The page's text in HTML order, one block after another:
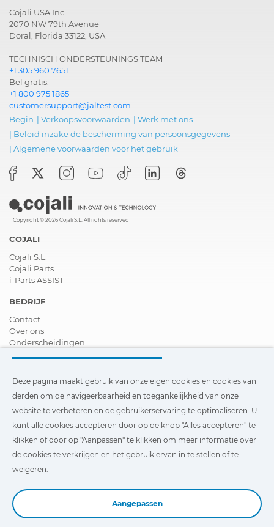
Cojali USA Inc.
2070 NW 79th Avenue
Doral, Florida 33122, USA
TECHNISCH ONDERSTEUNINGS TEAM
+1 305 960 7651
Bel gratis:
+1 800 975 1865
customersupport@jaltest.com
Begin | Verkoopsvoorwaarden | Werk met ons
| Beleid inzake de bescherming van persoonsgegevens
| Algemene voorwaarden voor het gebruik
Copyright © 2026 Cojali S.L. All rights reserved
COJALI
Cojali S.L.
Cojali Parts
i-Parts ASSIST
BEDRIJF
Contact
Over ons
Onderscheidingen
Verdeler worden
Nieuws
Video´s
FAQ - V&A
Deze pagina maakt gebruik van onze eigen cookies en cookies
van derden om de navigeerbaarheid en toegankelijkheid van
onze website te verbeteren en de gebruikerservaring te
optimaliseren. U kunt te klikken op
ervan in te stellen of te weigeren.
Deze pagina maakt gebruik van onze eigen cookies en cookies van
derden om de navigeerbaarheid en toegankelijkheid van onze
website te verbeteren en de gebruikerservaring te optimaliseren. U
kunt alle cookies accepteren door op de knop "Alles accepteren" te
klikken of door op "Aanpassen" te klikken om meer informatie over
de cookies te verkrijgen en het gebruik ervan in te stellen of te
weigeren.
Aangepassen